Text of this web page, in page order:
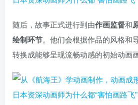
随后，故事正式进行到由作画监督和
绘制环节。他们会根据作品的风格和
转换成能够呈现流畅动感的初始动画画